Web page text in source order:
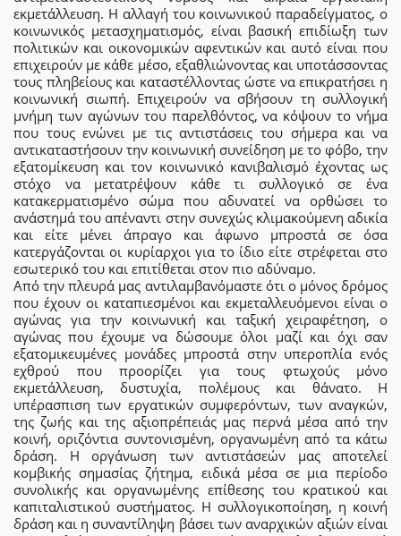
εκμετάλλευση. Η αλλαγή του κοινωνικού παραδείγματος, ο
κοινωνικός μετασχηματισμός, είναι βασική επιδίωξη των
πολιτικών και οικονομικών αφεντικών και αυτό είναι που
επιχειρούν με κάθε μέσο, εξαθλιώνοντας και υποτάσσοντας
τους πληβείους και καταστέλλοντας ώστε να επικρατήσει η
κοινωνική σιωπή. Επιχειρούν να σβήσουν τη συλλογική
μνήμη των αγώνων του παρελθόντος, να κόψουν το νήμα
που τους ενώνει με τις αντιστάσεις του σήμερα και να
αντικαταστήσουν την κοινωνική συνείδηση με το φόβο, την
εξατομίκευση και τον κοινωνικό κανιβαλισμό έχοντας ως
στόχο να μετατρέψουν κάθε τι συλλογικό σε ένα
κατακερματισμένο σώμα που αδυνατεί να ορθώσει το
ανάστημά του απέναντι στην συνεχώς κλιμακούμενη αδικία
και είτε μένει άπραγο και άφωνο μπροστά σε όσα
κατεργάζονται οι κυρίαρχοι για το ίδιο είτε στρέφεται στο
εσωτερικό του και επιτίθεται στον πιο αδύναμο.
Από την πλευρά μας αντιλαμβανόμαστε ότι ο μόνος δρόμος
που έχουν οι καταπιεσμένοι και εκμεταλλευόμενοι είναι ο
αγώνας για την κοινωνική και ταξική χειραφέτηση, ο
αγώνας που έχουμε να δώσουμε όλοι μαζί και όχι σαν
εξατομικευμένες μονάδες μπροστά στην υπεροπλία ενός
εχθρού που προορίζει για τους φτωχούς μόνο
εκμετάλλευση, δυστυχία, πολέμους και θάνατο. Η
υπέρασπιση των εργατικών συμφερόντων, των αναγκών,
της ζωής και της αξιοπρέπειάς μας περνά μέσα από την
κοινή, οριζόντια συντονισμένη, οργανωμένη από τα κάτω
δράση. Η οργάνωση των αντιστάσεών μας αποτελεί
κομβικής σημασίας ζήτημα, ειδικά μέσα σε μια περίοδο
συνολικής και οργανωμένης επίθεσης του κρατικού και
καπιταλιστικού συστήματος. Η συλλογικοποίηση, η κοινή
δράση και η συναντίληψη βάσει των αναρχικών αξιών είναι